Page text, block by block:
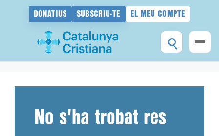
DONATIUS SUBSCRIU-TE EL MEU COMPTE
No s'ha trobat res